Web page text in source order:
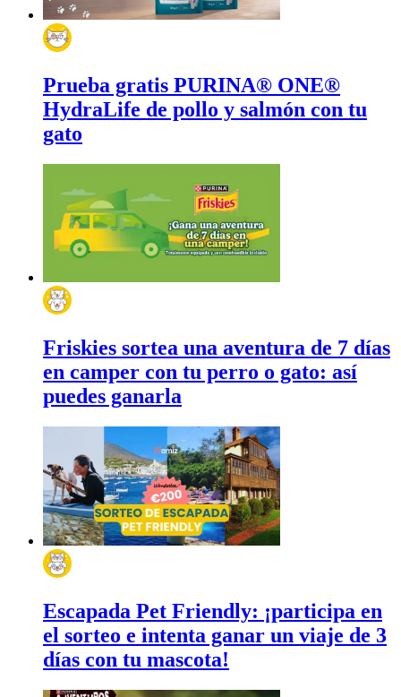
Prueba gratis PURINA® ONE®
HydraLife de pollo y salmón con tu
gato
Friskies sortea una aventura de 7 días
en camper con tu perro o gato: así
puedes ganarla
Escapada Pet Friendly: ¡participa en
el sorteo e intenta ganar un viaje de 3
días con tu mascota!